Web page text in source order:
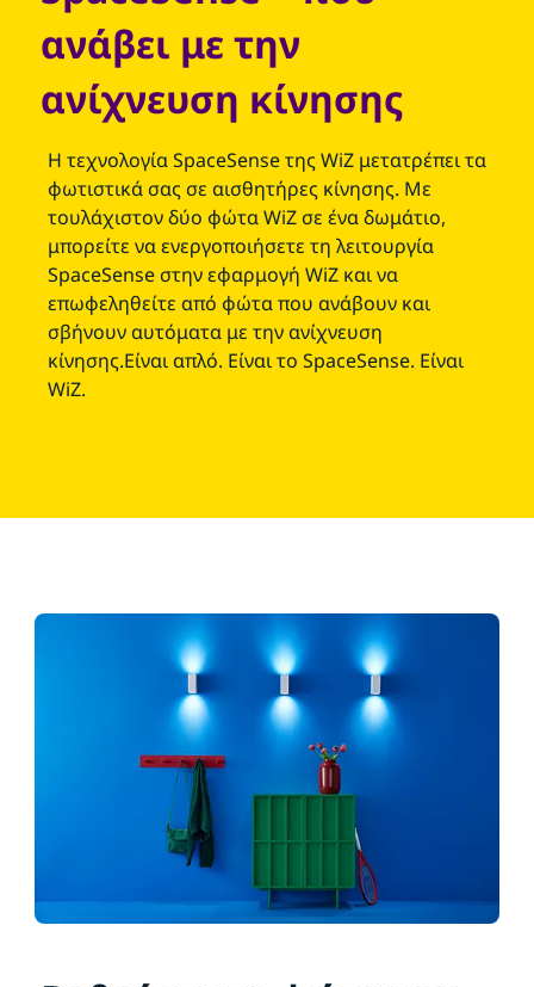
ανάβει με την
ανίχνευση κίνησης
Η τεχνολογία SpaceSense της WiZ μετατρέπει τα
φωτιστικά σας σε αισθητήρες κίνησης. Με
τουλάχιστον δύο φώτα WiZ σε ένα δωμάτιο,
μπορείτε να ενεργοποιήσετε τη λειτουργία
SpaceSense στην εφαρμογή WiZ και να
επωφεληθείτε από φώτα που ανάβουν και
σβήνουν αυτόματα με την ανίχνευση
κίνησης.Είναι απλό. Είναι το SpaceSense. Είναι
WiZ.